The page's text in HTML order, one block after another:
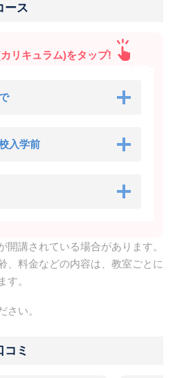
ース
リキュラム)をタップ!
入学前
開講されている場合があります。
、料金などの内容は、教室ごとに
す。
さい。
コミ